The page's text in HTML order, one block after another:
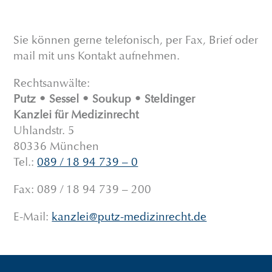
Sie können gerne telefonisch, per Fax, Brief oder
mail mit uns Kontakt aufnehmen.
Rechtsanwälte:
Putz • Sessel • Soukup • Steldinger
Kanzlei für Medizinrecht
Uhlandstr. 5
80336 München
Tel.:089 / 18 94 739 – 0
Fax: 089 / 18 94 739 – 200
E-Mail: kanzlei@putz-medizinrecht.de